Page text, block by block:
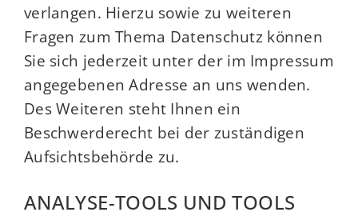
verlangen. Hierzu sowie zu weiteren
Fragen zum Thema Datenschutz können
Sie sich jederzeit unter der im Impressum
angegebenen Adresse an uns wenden.
Des Weiteren steht Ihnen ein
Beschwerderecht bei der zuständigen
Aufsichtsbehörde zu.
ANALYSE-TOOLS UND TOOLS